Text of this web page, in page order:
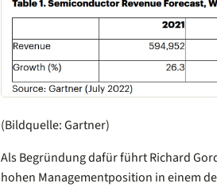
(Bildquelle: Gartner)
Als Begründung dafür führt Richard
hohen Managementposition in einem